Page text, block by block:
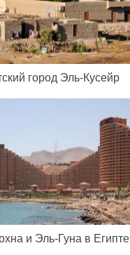
город Эль-Кусейр
и Эль-Гуна в Египте